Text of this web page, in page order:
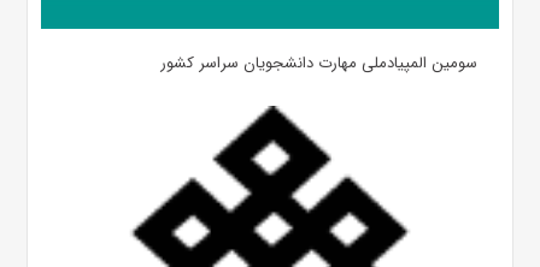
سومین المپیادملی مهارت دانشجویان سراسر کشور